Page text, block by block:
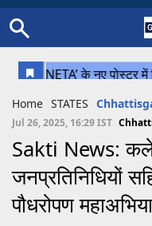
Uttar Pradesh
Chhattisgarh
Bihar
Uttrakhand
Cricket
Football
Home STATES
Jul 26, 2025, 16:29 IST
Sakti News:
जनप्रतिनिधियों
पौधरोपण